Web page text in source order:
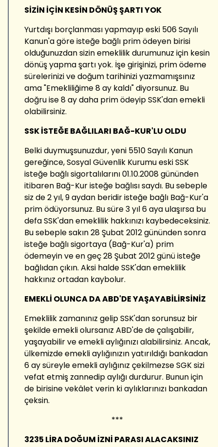
SİZİN İÇİN KESİN DÖNÜŞ ŞARTI YOK
Yurtdışı borçlanması yapmayıp eski 506 Sayılı
Kanun'a göre isteğe bağlı prim ödeyen birisi
olduğunuzdan sizin emeklilik durumunuz için kesin
dönüş yapma şartı yok. İşe girişinizi, prim ödeme
sürelerinizi ve doğum tarihinizi yazmamışsınız
ama "Emekliliğime 8 ay kaldı" diyorsunuz. Bu
doğru ise 8 ay daha prim ödeyip SSK'dan emekli
olabilirsiniz.
SSK İSTEĞE BAĞLILARI BAĞ-KUR'LU OLDU
Belki duymuşsunuzdur, yeni 5510 Sayılı Kanun
gereğince, Sosyal Güvenlik Kurumu eski SSK
isteğe bağlı sigortalılarını 01.10.2008 gününden
itibaren Bağ-Kur isteğe bağlısı saydı. Bu sebeple
siz de 2 yıl, 9 aydan beridir isteğe bağlı Bağ-Kur'a
prim ödüyorsunuz. Bu süre 3 yıl 6 aya ulaşırsa bu
defa SSK'dan emeklilik hakkınızı kaybedeceksiniz.
Bu sebeple sakın 28 Şubat 2012 gününden sonra
isteğe bağlı sigortaya (Bağ-Kur'a) prim
ödemeyin ve en geç 28 Şubat 2012 günü isteğe
bağlıdan çıkın. Aksi halde SSK'dan emeklilik
hakkınız ortadan kaybolur.
EMEKLİ OLUNCA DA ABD'DE YAŞAYABİLİRSİNİZ
Emeklilik zamanınız gelip SSK'dan sorunsuz bir
şekilde emekli olursanız ABD'de de çalışabilir,
yaşayabilir ve emekli aylığınızı alabilirsiniz. Ancak,
ülkemizde emekli aylığınızın yatırıldığı bankadan
6 ay süreyle emekli aylığınız çekilmezse SGK sizi
vefat etmiş zannedip aylığı durdurur. Bunun için
de birisine vekâlet verin ki aylıklarınızı bankadan
çeksin.
***
3235 LİRA DOĞUM İZNİ PARASI ALACAKSINIZ